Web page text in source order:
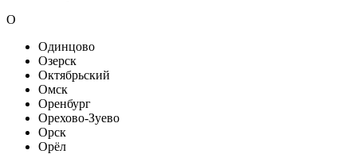
О
Одинцово
Озерск
Октябрьский
Омск
Оренбург
Орехово-Зуево
Орск
Орёл